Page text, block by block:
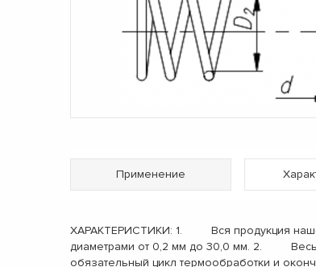
Применение
ХАРАКТЕРИСТИКИ: 1. Вся продукция
диаметрами от 0,2 мм до 30,0 мм. 2. Весь
обязательный цикл термообработки и